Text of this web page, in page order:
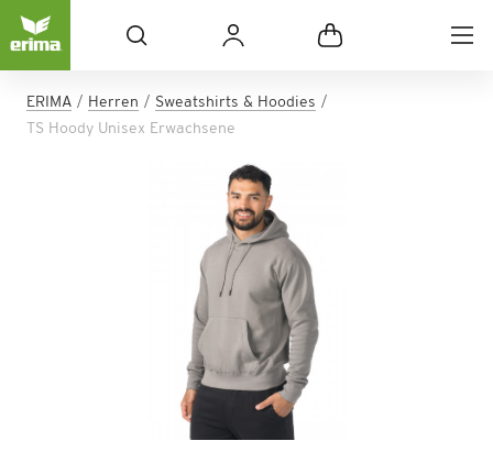
ERIMA Herren
Sweatshirts & Hoodies
TS Hoody Unisex Erwachsene